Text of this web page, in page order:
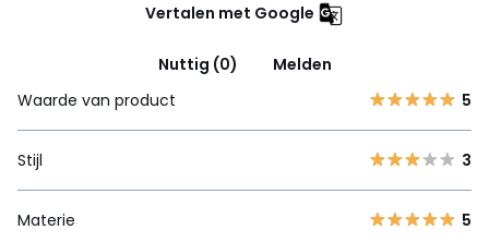
Vertalen met Google
Nuttig (0)
Melden
Waarde van product
5
Stijl 3
Materie 5